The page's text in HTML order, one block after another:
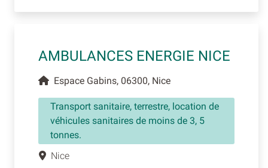
AMBULANCES ENERGIE NICE
Espace Gabins, 06300, Nice
Transport sanitaire, terrestre, location de
véhicules sanitaires de moins de 3, 5
tonnes.
Nice